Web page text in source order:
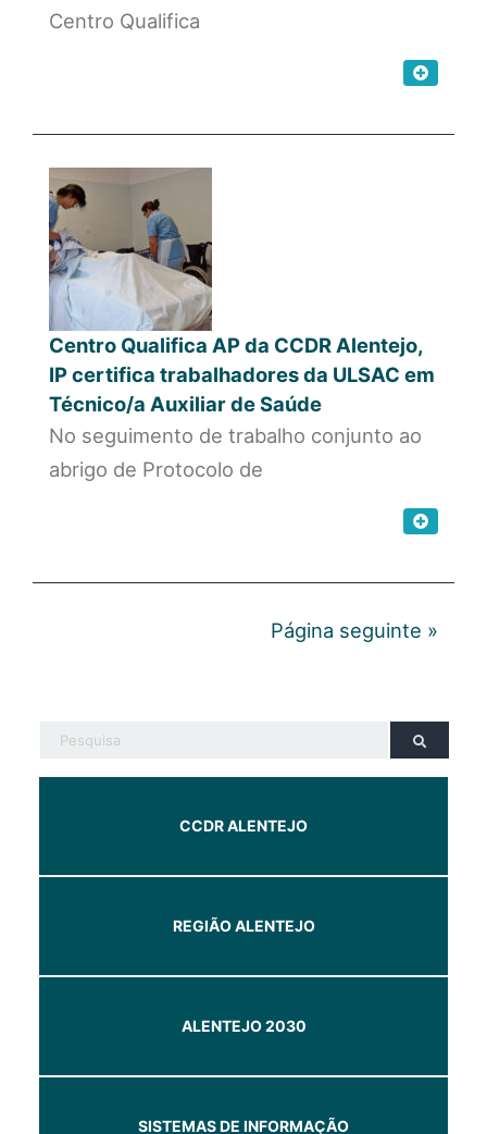
Centro Qualifica
Centro Qualifica AP da CCDR Alentejo,
IP certifica trabalhadores da ULSAC em
Técnico/a Auxiliar de Saúde
No seguimento de trabalho conjunto ao
abrigo de Protocolo de
Página seguinte »
CCDR ALENTEJO
REGIÃO ALENTEJO
ALENTEJO 2030
SISTEMAS DE INFORMAÇÃO